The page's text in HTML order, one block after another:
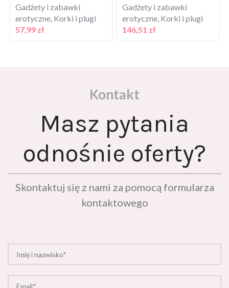
erotyczne ,Korki i plugi
57,99zł
erotyczne ,Korki i plugi
146,51zł
Masz pytania
odnośnie oferty?
Skontaktuj się z nami za pomocą formularza
kontaktowego